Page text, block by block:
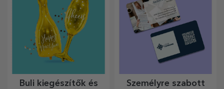
Buli kiegészítők és
Személyre szabott